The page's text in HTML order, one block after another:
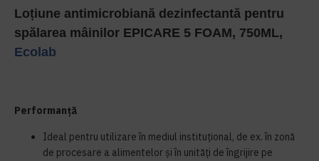
Loțiune antimicrobiană dezinfectantă pentru
spălarea mâinilor EPICARE 5 FOAM, 750ML,
Ecolab
Performanță
Ideal pentru utilizare în mediul instituțional, de ex. în zonă
de procesare a alimentelor și în unități de îngrijire pe